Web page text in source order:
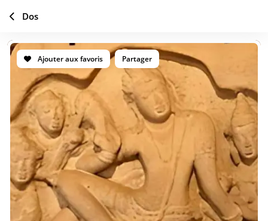
Ajouter aux favoris Partager
Dos